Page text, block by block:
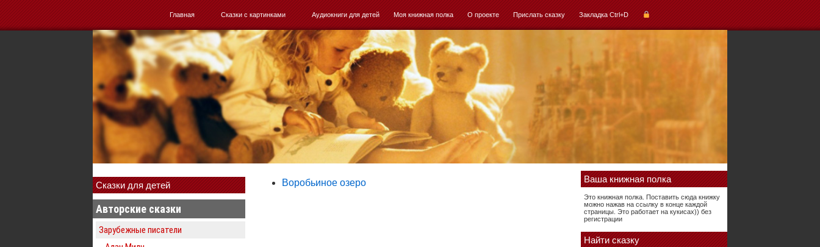
Главная Сказки с картинками Аудиокниги для детей Моя книжная полка О проекте Прислать сказку Закладка Ctrl+D
Сказки для детей
Авторские сказки
Зарубежные писатели
Воробьиное озеро Ваша книжная полка
Это книжная полка. Поставить сюда книжку
можно нажав на ссылку в конце каждой
страницы. Это работает на кукисах)) без
регистрации
Найти сказку